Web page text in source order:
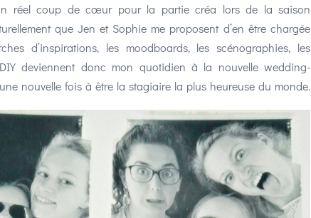
réel coup de cœur pour la partie créa lors de la saison
que Jen et Sophie me proposent d’en être chargée
d’inspirations, les moodboards, les scénographies, les
deviennent donc mon quotidien à la nouvelle wedding-
nouvelle fois à être la stagiaire la plus heureuse du monde.